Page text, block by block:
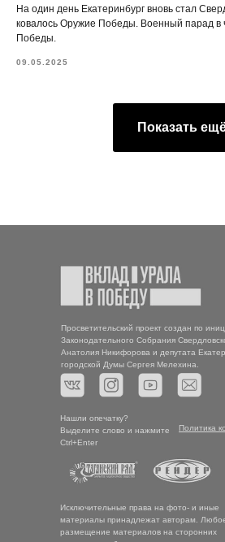
На один день Екатеринбург вновь стал
ковалось Оружие Победы. Военный парад в
Победы.
09.05.2025
Показать
Просветительский проект создан по
Законодательного Собрания
Анатолия Никифорова и депутата
городской Думы Сергея Мелехина.
Исключительные права на фото- и иные
материалы принадлежат авторам.
размещение материалов на сторонних
Нашли опечатку?
Выделите слово и нажмите
Ctrl+Enter
Политика